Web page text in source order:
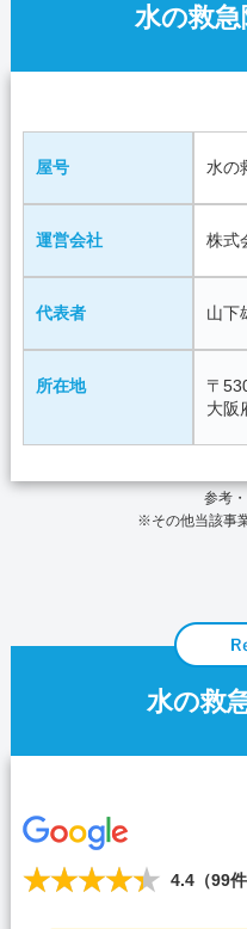
水の救
屋号 水の
運営会社 株式
代表者 山下
所在地
〒
大阪
参考
※その他当該事
水の救
4.4（99